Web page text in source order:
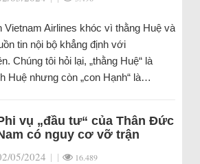
Vietnam Airlines khóc vì thằng Huệ và
tin nội bộ khẳng định với
Chúng tôi hỏi lại, „thằng Huệ“ là
Huệ nhưng còn „con Hạnh“ là…
vụ „đầu tư“ của Thân Đức
có nguy cơ vỡ trận
05/2024 | | 16.489